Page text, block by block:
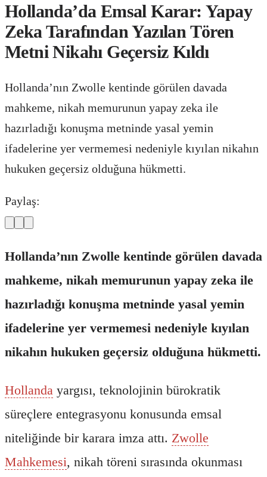
Hollanda’da Emsal Karar: Yapay
Zeka Tarafından Yazılan Tören
Metni Nikahı Geçersiz Kıldı
Hollanda’nın Zwolle kentinde görülen davada
mahkeme, nikah memurunun yapay zeka ile
hazırladığı konuşma metninde yasal yemin
ifadelerine yer vermemesi nedeniyle kıyılan nikahın
hukuken geçersiz olduğuna hükmetti.
Paylaş:
Hollanda’nın Zwolle kentinde görülen davada
mahkeme, nikah memurunun yapay zeka ile
hazırladığı konuşma metninde yasal yemin
ifadelerine yer vermemesi nedeniyle kıyılan
nikahın hukuken geçersiz olduğuna hükmetti.
Hollanda yargısı, teknolojinin bürokratik
süreçlere entegrasyonu konusunda emsal
niteliğinde bir karara imza attı. Zwolle
Mahkemesi, nikah töreni sırasında okunması